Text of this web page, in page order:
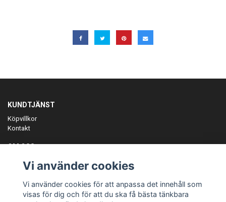
KUNDTJÄNST
Köpvillkor
Kontakt
OM OSS
ANMÄL DIG TILL VÅRT NYHETSBREV
Prenumerera
Vi använder cookies
Vi använder cookies för att anpassa det innehåll som
visas för dig och för att du ska få bästa tänkbara